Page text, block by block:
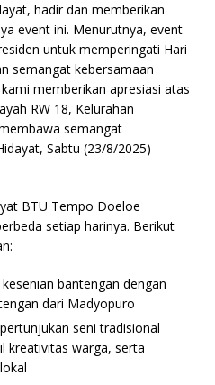
hadir dan memberikan
event ini. Menurutnya, event
untuk memperingati Hari
semangat kebersamaan
memberikan apresiasi atas
RW 18, Kelurahan
semangat
Sabtu (23/8/2025)
BTU Tempo Doeloe
setiap harinya. Berikut
bantengan dengan
dari Madyopuro
seni tradisional
kreativitas warga, serta